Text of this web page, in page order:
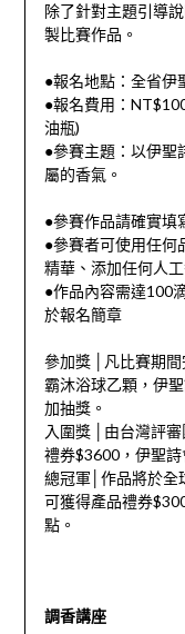
除了針對主題引導
製比賽作品。
●報名地點：全省伊
●報名費用：
油瓶)
●參賽主題：以伊聖
屬的香氣。
●參賽作品請確實填
●參賽者可使用任何
精華、添加任何人
●作品內容需達100
於報名簡章
參加獎 │凡比賽期
霸沐浴球乙顆，伊
加抽獎。
入圍獎 │由台灣評
禮券$3600，伊聖
總冠軍│作品將於全
可獲得產品禮券
點。
調香講座